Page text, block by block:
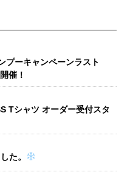
プーキャンペーンラスト
催！
Tシャツ オーダー受付スタ
た。